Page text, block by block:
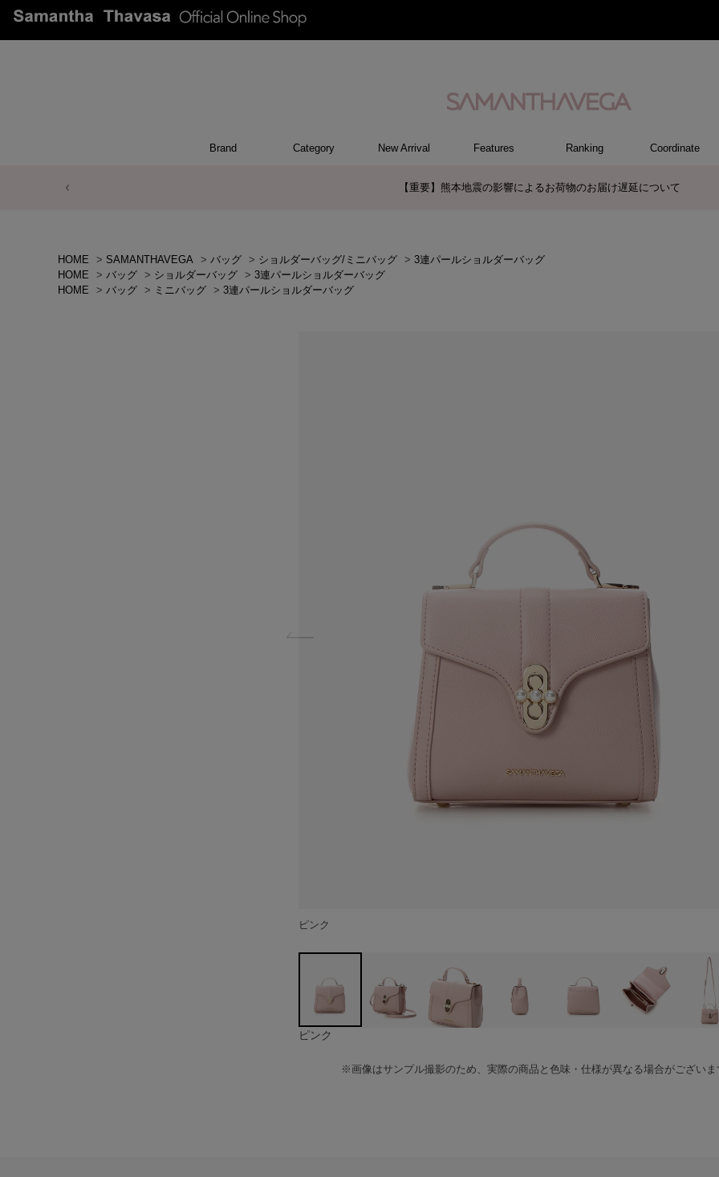
Brand Category
ハンドバッグ
トートバッグ/ブリーフ
ショルダーバッグ/ミニバッグ
ボストンバッグ
リュック/バックパック
バッグその他
パソコンケース/パソコンバッグ
A4対応/通勤通学バッグ
財布/小物 長財布
折財布/ミニ財布
コインケース/マルチケース
財布・小物その他
ケース/ポーチ ポーチ
カードケース/名刺入れ
キーケース
パスケース
モバイルグッズ
ケース/ポーチその他
チャーム ファスナートップチャーム
バッグチャーム
チャームその他
アクセサリー リング
ネックレス
ピアス
イヤリング
ブレスレット/バングル
アクセサリーその他
アパレル トップス
ボトム
ワンピース
ジャケット/アウター
ファッショングッズ
アパレルその他
トップス ポロシャツ(半袖)
ポロシャツ(長袖)
プルオーバー
パーカー
セーター/ベスト
ワンピース
その他
New Arrival Features Ranking Coordinate
サマンサタバサグループカスタマーセンター夏季休業のお知らせ
HOME > SAMANTHAVEGA > バッグ > ショルダーバッグ/ミニバッグ > 3連パールショルダーバッグ
HOME
> バッグ > ショルダーバッグ > 3連パールショルダーバッグ
HOME
> バッグ > ミニバッグ > 3連パールショルダーバッグ
ピンク
ピンク
※画像はサンプル撮影のため、実際の商品と色味・仕様が異なる場合がございま